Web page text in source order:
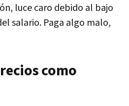
luce caro debido al bajo
salario. Paga algo malo,
como